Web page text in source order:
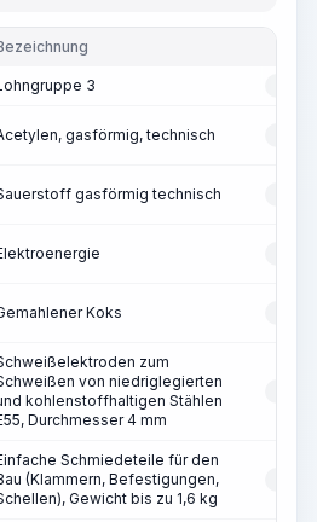
3
gasförmig, technisch
gasförmig technisch
Koks
zum
von niedriglegierten
kohlenstoffhaltigen Stählen
Durchmesser 4 mm
Schmiedeteile für den
(Klammern, Befestigungen,
Gewicht bis zu 1,6 kg